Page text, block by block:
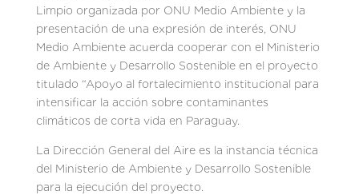
Limpio organizada por ONU Medio Ambiente y la
presentación de una expresión de interés, ONU
Medio Ambiente acuerda cooperar con el Ministerio
de Ambiente y Desarrollo Sostenible en el proyecto
titulado “Apoyo al fortalecimiento institucional para
intensificar la acción sobre contaminantes
climáticos de corta vida en Paraguay.
La Dirección General del Aire es la instancia técnica
del Ministerio de Ambiente y Desarrollo Sostenible
para la ejecución del proyecto.